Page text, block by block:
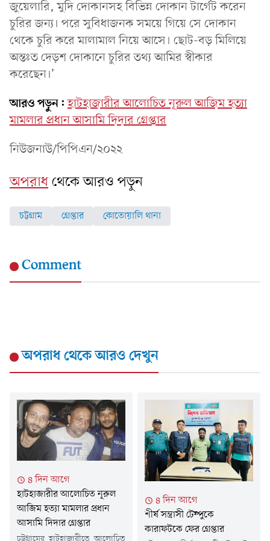
জুয়েলারি, মুদি দোকানসহ বিভিন্ন দোকান টার্গেট করেন
চুরির জন্য। পরে সুবিধাজনক সময়ে গিয়ে সে দোকান
থেকে চুরি করে মালামাল নিয়ে আসে। ছোট-বড় মিলিয়ে
অন্তঃত দেড়শ দোকানে চুরির তথ্য আমির স্বীকার
করেছেন।’
আরও পড়ুন: হাটহাজারীর আলোচিত নূরুল আজিম হত্যা
মামলার প্রধান আসামি দিদার গ্রেপ্তার
নিউজনাউ/পিপিএন/২০২২
অপরাধথেকে আরও পড়ুন
চট্টগ্রাম গ্রেপ্তার কোতোয়ালি থানা
Comment
অপরাধথেকে আরও দেখুন
৪ দিন আগে
হাটহাজারীর আলোচিত নূরুল
আজিম হত্যা মামলার প্রধান
আসামি দিদার গ্রেপ্তার
৪ দিন আগে
শীর্ষ সন্ত্রাসী টেম্পুকে
কারাফটকে ফের গ্রেপ্তার